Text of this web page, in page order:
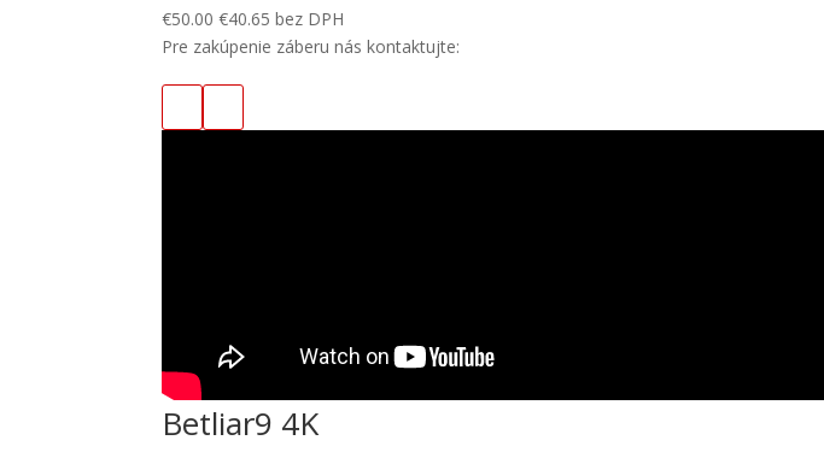
€50.00 €40.65 bez DPH
Pre zakúpenie záberu nás kontaktujte:
Betliar9 4K